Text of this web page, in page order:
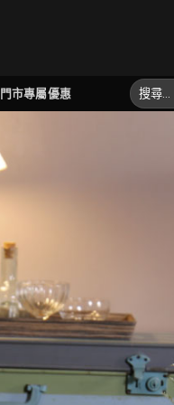
門市專屬優惠